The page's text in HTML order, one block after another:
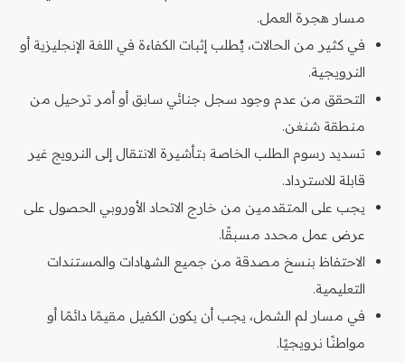
مسار هجرة العمل.
في كثير من الحالات، يُطلب إثبات الكفاءة في اللغة الإنجليزية أو
النرويجية.
التحقق من عدم وجود سجل جنائي سابق أو أمر ترحيل من
منطقة شنغن.
تسديد رسوم الطلب الخاصة بتأشيرة الانتقال إلى النرويج غير
قابلة للاسترداد.
يجب على المتقدمين من خارج الاتحاد الأوروبي الحصول على
عرض عمل محدد مسبقًا.
الاحتفاظ بنسخ مصدقة من جميع الشهادات والمستندات
التعليمية.
في مسار لم الشمل، يجب أن يكون الكفيل مقيمًا دائمًا أو
مواطنًا نرويجيًا.